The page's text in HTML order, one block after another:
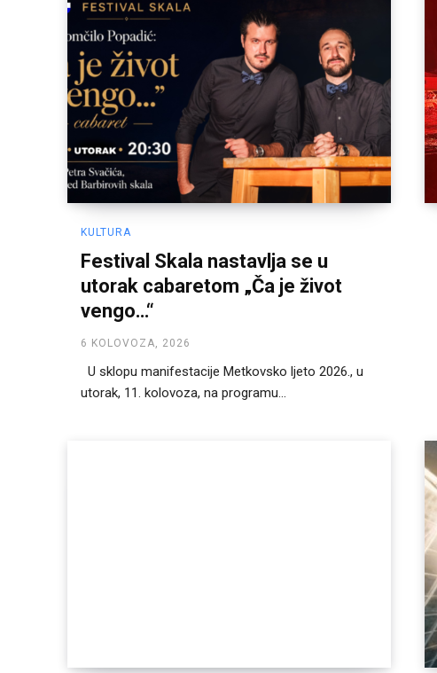
KULTURA
Festival Skala nastavlja se u
utorak cabaretom „Ča je život
vengo…“
6 KOLOVOZA, 2026
utorak, 11. kolovoza, na programu...